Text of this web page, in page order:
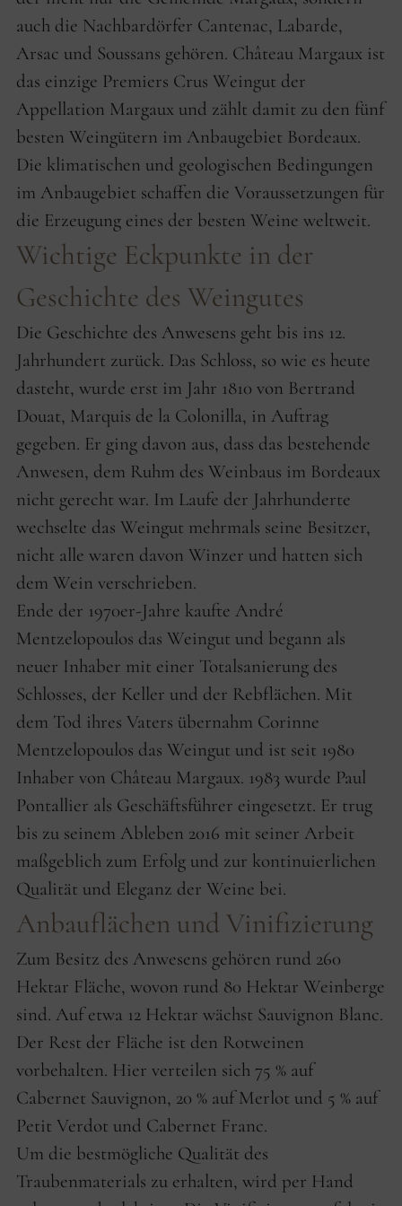
auch die Nachbardörfer Cantenac, Labarde,
Arsac und Soussans gehören. Château Margaux ist
das einzige Premiers Crus Weingut der
Appellation Margaux und zählt damit zu den fünf
besten Weingütern im Anbaugebiet Bordeaux.
Die klimatischen und geologischen Bedingungen
im Anbaugebiet schaffen die Voraussetzungen für
die Erzeugung eines der besten Weine weltweit.
Wichtige Eckpunkte in der
Geschichte des Weingutes
Die Geschichte des Anwesens geht bis ins 12.
Jahrhundert zurück. Das Schloss, so wie es heute
dasteht, wurde erst im Jahr 1810 von Bertrand
Douat, Marquis de la Colonilla, in Auftrag
gegeben. Er ging davon aus, dass das bestehende
Anwesen, dem Ruhm des Weinbaus im Bordeaux
nicht gerecht war. Im Laufe der Jahrhunderte
wechselte das Weingut mehrmals seine Besitzer,
nicht alle waren davon Winzer und hatten sich
dem Wein verschrieben.
Ende der 1970er-Jahre kaufte André
Mentzelopoulos das Weingut und begann als
neuer Inhaber mit einer Totalsanierung des
Schlosses, der Keller und der Rebflächen. Mit
dem Tod ihres Vaters übernahm Corinne
Mentzelopoulos das Weingut und ist seit 1980
Inhaber von Château Margaux. 1983 wurde Paul
Pontallier als Geschäftsführer eingesetzt. Er trug
bis zu seinem Ableben 2016 mit seiner Arbeit
maßgeblich zum Erfolg und zur kontinuierlichen
Qualität und Eleganz der Weine bei.
Anbauflächen und Vinifizierung
Zum Besitz des Anwesens gehören rund 260
Hektar Fläche, wovon rund 80 Hektar Weinberge
sind. Auf etwa 12 Hektar wächst Sauvignon Blanc.
Der Rest der Fläche ist den Rotweinen
vorbehalten. Hier verteilen sich 75 % auf
Cabernet Sauvignon, 20 % auf Merlot und 5 % auf
Petit Verdot und Cabernet Franc.
Um die bestmögliche Qualität des
Traubenmaterials zu erhalten, wird per Hand